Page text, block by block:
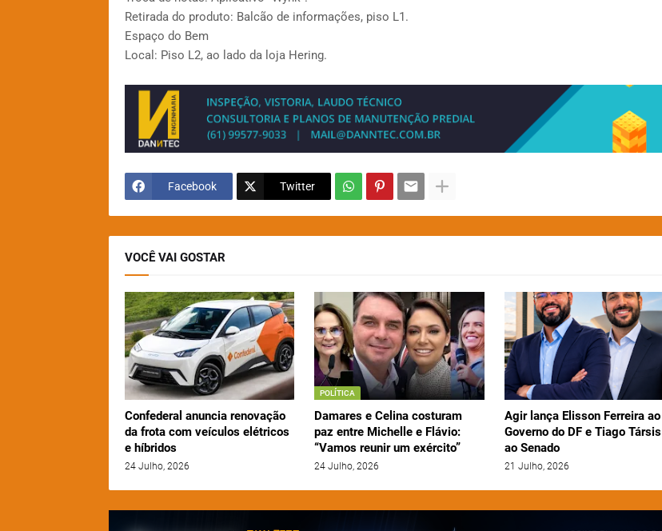
Retirada do produto: Balcão de informações, piso L1.
Espaço do Bem
Local: Piso L2, ao lado da loja Hering.
Facebook Twitter
VOCÊ VAI GOSTAR
Confederal anuncia renovação
da frota com veículos elétricos
e híbridos
24 Julho, 2026
POLÍTICA
Damares e Celina costuram
paz entre Michelle e Flávio:
“Vamos reunir um exército”
24 Julho, 2026
Agir lança Elisson Ferreira ao
Governo do DF e Tiago Társis
ao Senado
21 Julho, 2026